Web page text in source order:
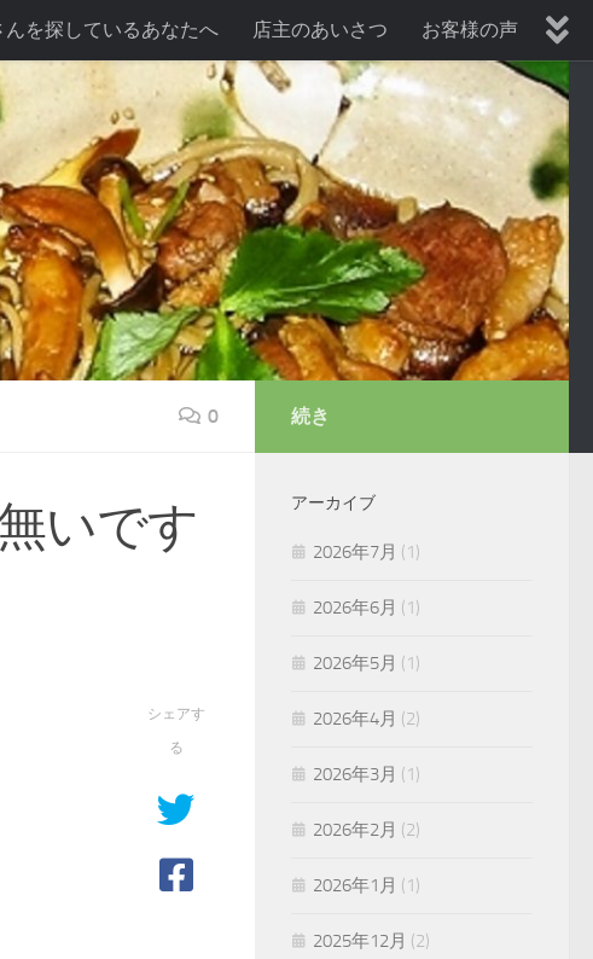
を探しているあなたへ 店主のあいさつ お客様の声
ン 暑気払い、納涼会プラン 歓送迎会プラン
0
いです
シェアす
る
続き
アーカイブ
2026年7月 (1)
2026年6月 (1)
2026年5月 (1)
2026年4月 (2)
2026年3月 (1)
2026年2月 (2)
2026年1月 (1)
2025年12月 (2)